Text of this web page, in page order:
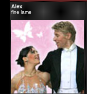
Alex
fine lame